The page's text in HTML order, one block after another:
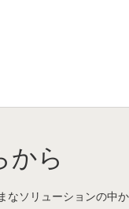
から
ソリューションの中か